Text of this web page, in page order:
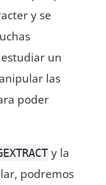
y se
un
las
poder
y la
podremos